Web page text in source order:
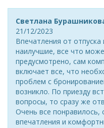
Светлана
21/12/2023
Впечатления от
наилучшие, все что
предусмотрено, сам
включает все, что
проблем с
возникло. По приезду
вопросы, то сразу же
Очень все понравилось,
впечатления и